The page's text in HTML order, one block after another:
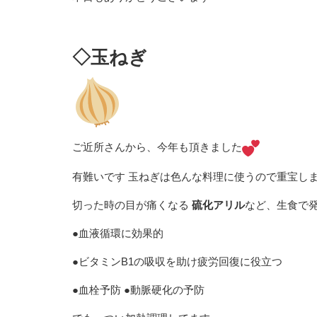
◇玉ねぎ
ご近所さんから、今年も頂きました
有難いです 玉ねぎは色んな料理に使うので重宝し
切った時の目が痛くなる 硫化アリルなど、生食で
●血液循環に効果的
●ビタミンB1の吸収を助け疲労回復に役立つ
●血栓予防 ●動脈硬化の予防